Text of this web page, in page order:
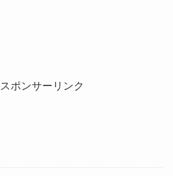
スポンサーリンク